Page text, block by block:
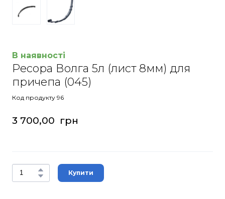
В наявності
Ресора Волга 5л (лист 8мм) для
причепа (045)
Код продукту 96
3 700,00  грн
Купити